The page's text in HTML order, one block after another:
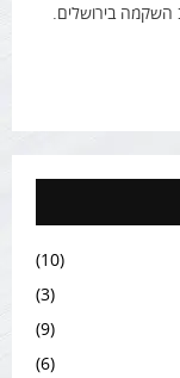
השקמה בירושלים.
(10)
(3)
(9)
(6)